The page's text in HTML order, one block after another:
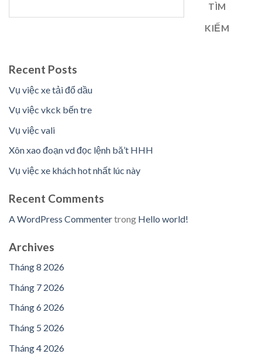
TÌM
KIẾM
Recent Posts
Vụ việc xe tải đổ dầu
Vụ việc vkck bến tre
Vụ việc vali
Xôn xao đoạn vd đọc lệnh bă’t HHH
Vụ việc xe khách hot nhất lúc này
Recent Comments
A WordPress Commentertrong Hello world!
Archives
Tháng 8 2026
Tháng 7 2026
Tháng 6 2026
Tháng 5 2026
Tháng 4 2026